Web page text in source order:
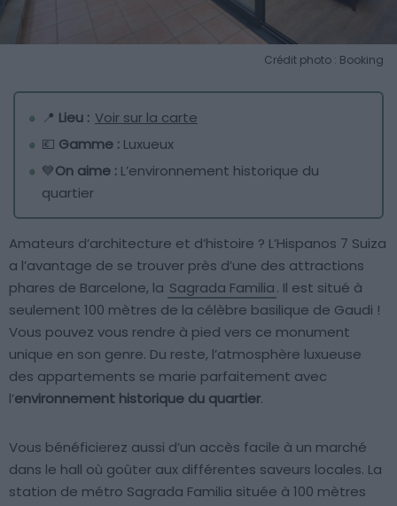
Crédit photo : Booking
📍 Lieu : Voir sur la carte
💶 Gamme : Luxueux
💙On aime : L’environnement historique du
quartier
Amateurs d’architecture et d’histoire ? L’Hispanos 7 Suiza
a l’avantage de se trouver près d’une des attractions
phares de Barcelone, la Sagrada Familia. Il est situé à
seulement 100 mètres de la célèbre basilique de Gaudi !
Vous pouvez vous rendre à pied vers ce monument
unique en son genre. Du reste, l’atmosphère luxueuse
des appartements se marie parfaitement avec
l’environnement historique du quartier.
Vous bénéficierez aussi d’un accès facile à un marché
dans le hall où goûter aux différentes saveurs locales. La
station de métro Sagrada Familia située à 100 mètres